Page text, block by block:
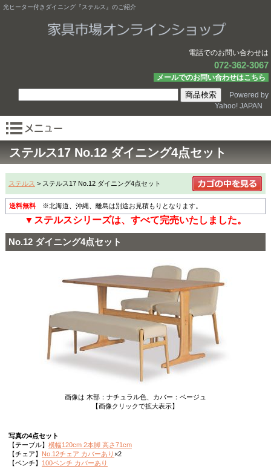
光ヒーター付きダイニング『ステルス』のご紹介
電話でのお問い合わせは
072-362-3067
メールでのお問い合わせはこちら
Powered by
Yahoo! JAPAN
ステルス17 No.12 ダイニング4点セット
ステルス > ステルス17 No.12 ダイニング4点セット
送料無料※北海道、沖縄、離島は別途お見積もりとなります。
▼ステルスシリーズは、すべて完売いたしました。
No.12 ダイニング4点セット
画像は 木部：ナチュラル色、カバー：ベージュ
【画像クリックで拡大表示】
写真の4点セット
【テーブル】 横幅120cm 2本脚 高さ71cm
【チェア】 No.12チェア カバーあり ×2
【ベンチ】 100ベンチ カバーあり